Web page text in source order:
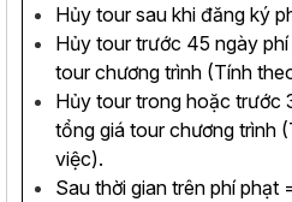
Hủy tour sau khi đăng ký
Hủy tour trước 45 ngày
tour chương trình (Tính
Hủy tour trong hoặc trước
tổng giá tour chương trình
việc).
Sau thời gian trên phí phạt